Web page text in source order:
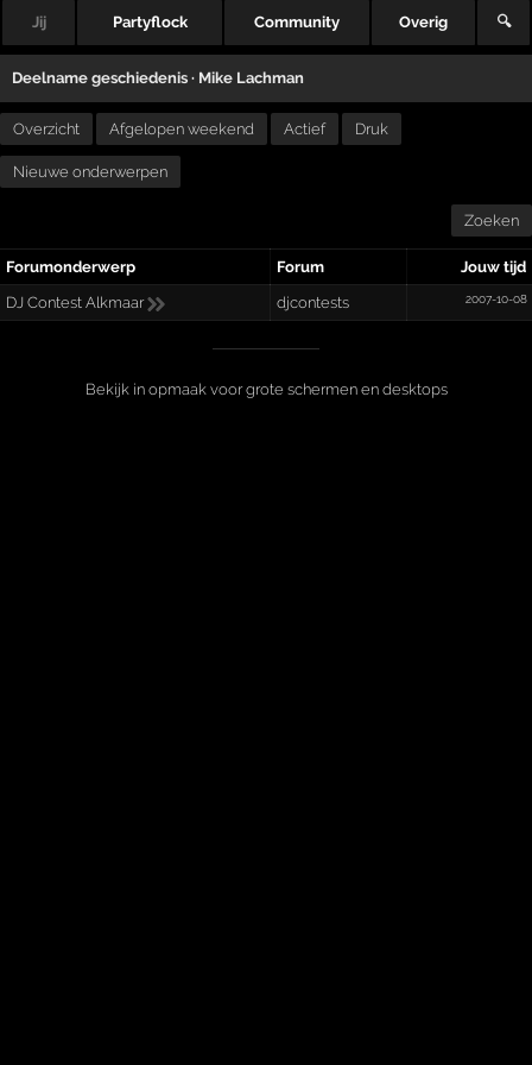
Jij Partyflock Community Overig 🔍
Deelname geschiedenis · Mike Lachman
Overzicht Afgelopen weekend Actief Druk
Nieuwe onderwerpen
Zoeken
Forumonderwerp Forum
Jouw tijd
DJ Contest Alkmaar
djcontests 2007-10-08
Bekijk in opmaak voor grote schermen en desktops